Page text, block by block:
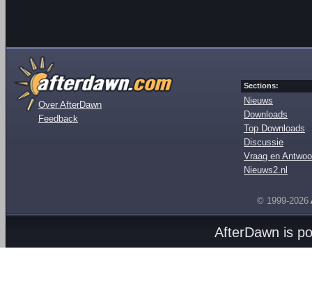
Over AfterDawn
Feedback
Sections:
Nieuws
Downloads
Top Downloads
Discussie
Vraag en
Nieuws2.nl
© 1999-2026
AfterDawn is